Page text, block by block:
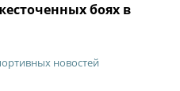
боях в
новостей